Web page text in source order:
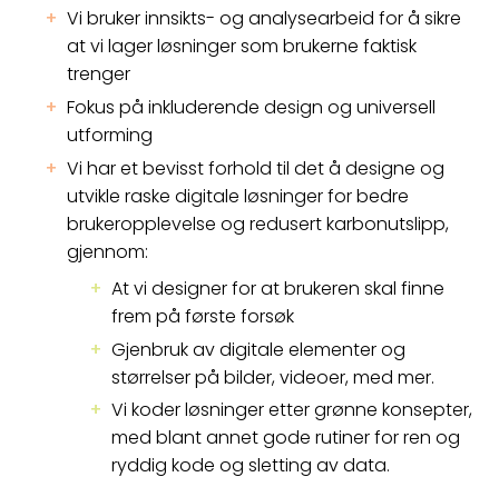
Vi bruker innsikts- og analysearbeid for å sikre
at vi lager løsninger som brukerne faktisk
trenger
Fokus på inkluderende design og universell
utforming
Vi har et bevisst forhold til det å designe og
utvikle raske digitale løsninger for bedre
brukeropplevelse og redusert karbonutslipp,
gjennom:
At vi designer for at brukeren skal finne
frem på første forsøk
Gjenbruk av digitale elementer og
størrelser på bilder, videoer, med mer.
Vi koder løsninger etter grønne konsepter,
med blant annet gode rutiner for ren og
ryddig kode og sletting av data.